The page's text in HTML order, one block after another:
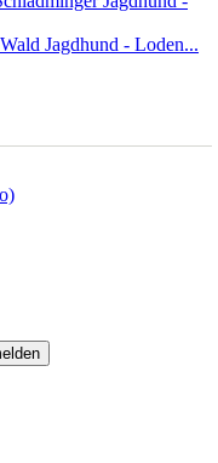
Jagdhund - Loden...